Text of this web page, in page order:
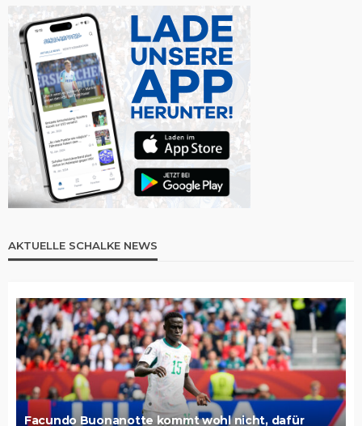
AKTUELLE SCHALKE NEWS
Facundo Buonanotte kommt wohl nicht, dafür